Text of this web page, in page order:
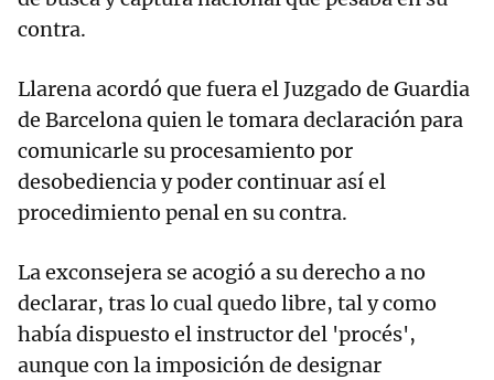
contra.
Llarena acordó que fuera el Juzgado de Guardia
de Barcelona quien le tomara declaración para
comunicarle su procesamiento por
desobediencia y poder continuar así el
procedimiento penal en su contra.
La exconsejera se acogió a su derecho a no
declarar, tras lo cual quedo libre, tal y como
había dispuesto el instructor del 'procés',
aunque con la imposición de designar